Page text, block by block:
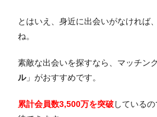
とはいえ、身近に出会いがなければ
ね。
素敵な出会いを探すなら、マッチン
ル」がおすすめです。
累計会員数3,500万を突破している